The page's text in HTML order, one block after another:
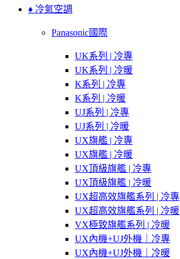
♦ 冷氣空調
Panasonic國際
UK系列 | 冷專
UK系列 | 冷暖
K系列 | 冷專
K系列 | 冷暖
UJ系列 | 冷專
UJ系列 | 冷暖
UX旗艦 | 冷專
UX旗艦 | 冷暖
UX頂級旗艦 | 冷專
UX頂級旗艦 | 冷暖
UX超高效旗艦系列 | 冷專
UX超高效旗艦系列 | 冷暖
VX極致旗艦系列 | 冷暖
UX內機+UJ外機｜冷專
UX內機+UJ外機｜冷暖